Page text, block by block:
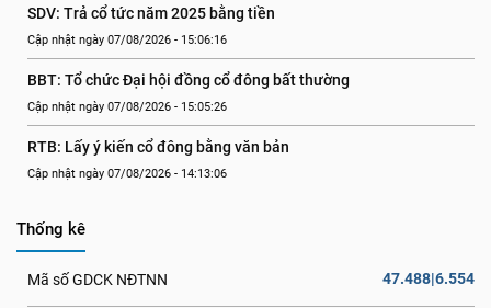
SDV: Trả cổ tức năm 2025 bằng tiền
Cập nhật ngày 07/08/2026 - 15:06:16
BBT: Tổ chức Đại hội đồng cổ đông bất thường
Cập nhật ngày 07/08/2026 - 15:05:26
RTB: Lấy ý kiến cổ đông bằng văn bản
Cập nhật ngày 07/08/2026 - 14:13:06
Thống kê
Mã số GDCK NĐTNN 47.488|6.554